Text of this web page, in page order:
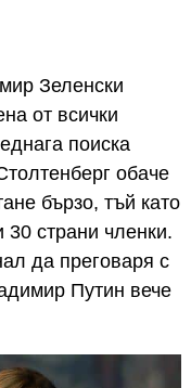
Зеленски
от всички
поиска
обаче
бързо, тъй като
30 страни членки.
да преговаря с
Путин вече